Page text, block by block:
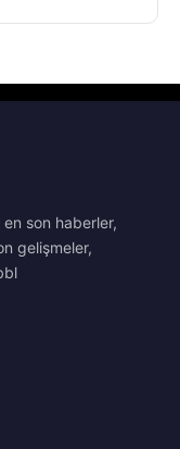
son haberler,
gelişmeler,